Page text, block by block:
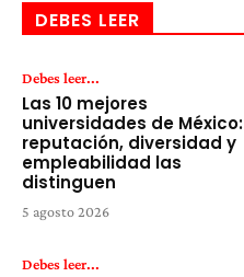
DEBES LEER
Debes leer...
Las 10 mejores
universidades de México:
reputación, diversidad y
empleabilidad las
distinguen
5 agosto 2026
Debes leer...